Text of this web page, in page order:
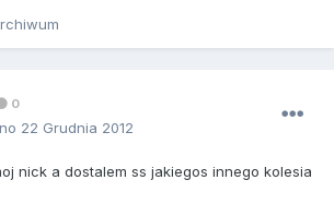
0
22 Grudnia 2012
nick a dostalem ss jakiegos innego kolesia